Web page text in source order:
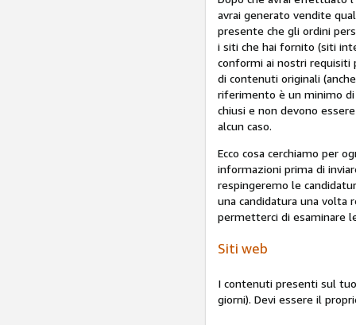
avrai generato vendite
presente che gli ordini
i siti che hai fornito (siti
conformi ai nostri requisiti
di contenuti originali
riferimento è un minimo di
chiusi e non devono
alcun caso.
Ecco cosa cerchiamo per
informazioni prima di
respingeremo le
una candidatura una volta
permetterci di esaminare
Siti web
I contenuti presenti sul
giorni). Devi essere il